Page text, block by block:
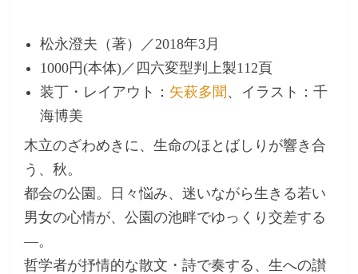
松永澄夫（著）／2018年3月
1000円(本体)／四六変型判上製112頁
装丁・レイアウト： 矢萩多聞 、イラスト：千
海博美
木立のざわめきに、生命のほとばしりが響き合
う、秋。
都会の公園。日々悩み、迷いながら生きる若い
男女の心情が、公園の池畔でゆっくり交差する
―。
哲学者が抒情的な散文・詩で奏する、生への讃